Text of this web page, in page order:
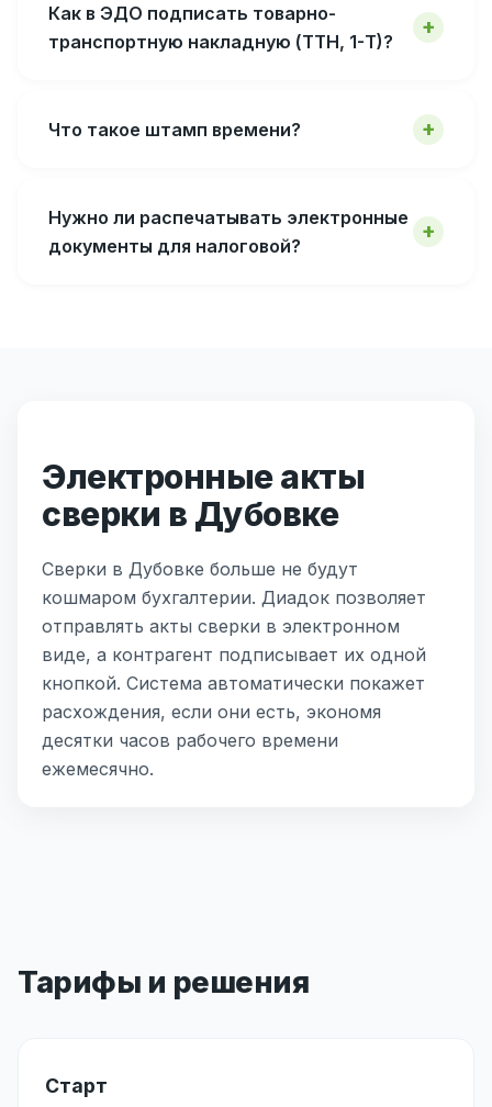
Как в ЭДО подписать товарно-
транспортную накладную (ТТН, 1-Т)?
Что такое штамп времени?
Нужно ли распечатывать электронные
документы для налоговой?
Электронные акты
сверки в Дубовке
Сверки в Дубовке больше не будут
кошмаром бухгалтерии. Диадок позволяет
отправлять акты сверки в электронном
виде, а контрагент подписывает их одной
кнопкой. Система автоматически покажет
расхождения, если они есть, экономя
десятки часов рабочего времени
ежемесячно.
Тарифы и решения
Старт